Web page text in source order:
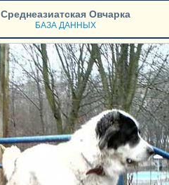
Среднеазиатская Овчарка
БАЗА ДАННЫХ